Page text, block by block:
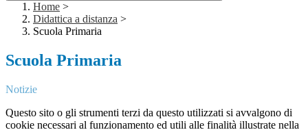
Home >
Didattica a distanza >
Scuola Primaria
Scuola Primaria
Notizie
Questo sito o gli strumenti terzi da questo utilizzati si avvalgono di
cookie necessari al funzionamento ed utili alle finalità illustrate nella